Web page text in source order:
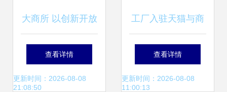
大商所 以创新开放
打造国际一流衍生
品交易所与商品交
查看详情
更新时间：2026-08-08
21:08:50
工厂入驻天猫与商
品交易中心的五大
核心优势解析
查看详情
更新时间：2026-08-08
11:00:13